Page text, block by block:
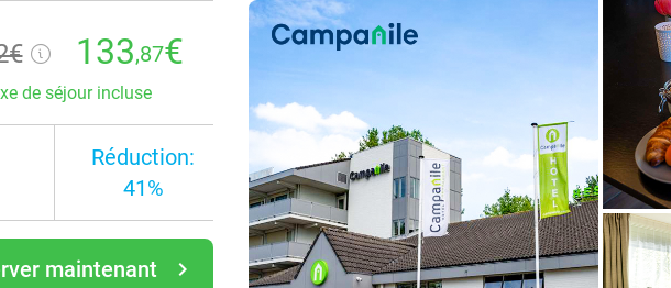
133,87€
de séjour incluse
Réduction:
41%
navigate_next
maintenant